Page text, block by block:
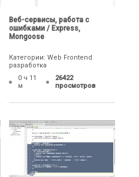
Веб-сервисы, работа с
ошибками / Express,
Mongoose
Категории: Web Frontend
разработка
0 ч 11
м
26422
просмотров